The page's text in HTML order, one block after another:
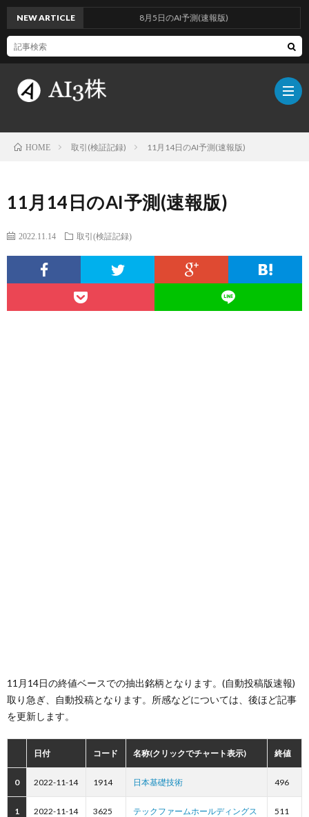
グ
NEW ARTICLE 8月5日のAI予測(速報版)
HOME 取引(検証記録) 11月14日のAI予測(速報版)
11月14日のAI予測(速報版)
2022.11.14 取引(検証記録)
11月14日の終値ベースでの抽出銘柄となります。(自動投稿版速報)
取り急ぎ、自動投稿となります。所感などについては、後ほど記事
を更新します。
日付 コード 名称(クリックでチャート表示) 終値
0 2022-11-14 1914 日本基礎技術 496
1 2022-11-14 3625 テックファームホールディングス 511